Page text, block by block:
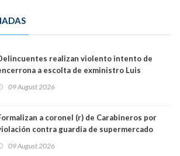
realizan violento intento de
a escolta de exministro Luis
Lo Espejo
09 August 2026
a coronel (r) de Carabineros por
contra guardia de supermercado
09 August 2026